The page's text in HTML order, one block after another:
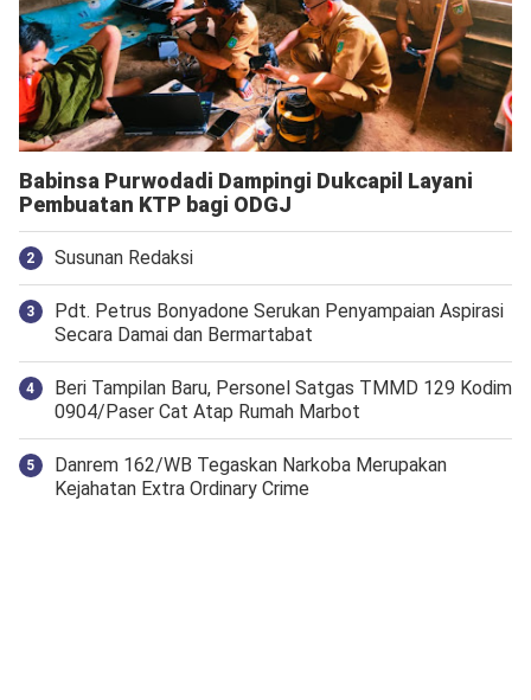
Babinsa Purwodadi Dampingi Dukcapil Layani
Pembuatan KTP bagi ODGJ
Susunan Redaksi
Pdt. Petrus Bonyadone Serukan Penyampaian Aspirasi
Secara Damai dan Bermartabat
Beri Tampilan Baru, Personel Satgas TMMD 129 Kodim
0904/Paser Cat Atap Rumah Marbot
Danrem 162/WB Tegaskan Narkoba Merupakan
Kejahatan Extra Ordinary Crime